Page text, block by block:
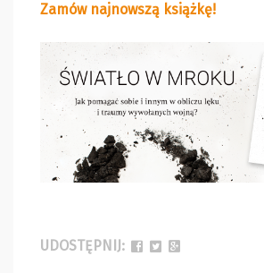
Zamów najnowszą książkę!
UDOSTĘPNIJ: